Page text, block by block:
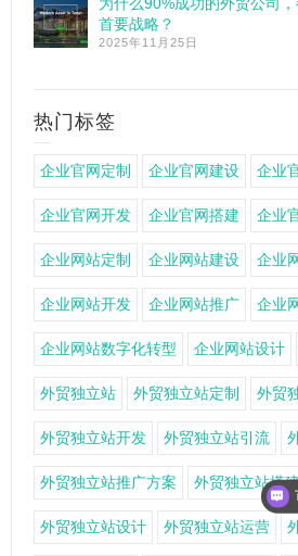
首要战略？
2025年11月25日
热门标签
企业官网定制 企业官网建设 企业
企业官网开发 企业官网搭建 企业
企业网站定制 企业网站建设 企业
企业网站开发 企业网站推广 企业
企业网站数字化转型 企业网站设计
外贸独立站 外贸独立站定制 外贸
外贸独立站开发 外贸独立站引流
外贸独立站推广方案 外贸独立站搭
外贸独立站设计 外贸独立站运营